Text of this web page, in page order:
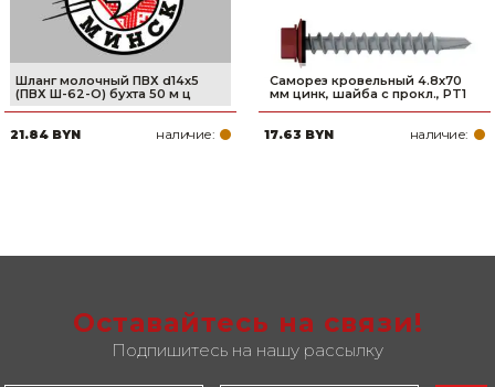
Шланг молочный ПВХ d14х5
(ПВХ Ш-62-О) бухта 50 м ц
21.84 BYN наличие:
Саморез кровельный 4.8х70
мм цинк, шайба с прокл., PT1
17.63 BYN наличие:
Оставайтесь на связи!
Подпишитесь на нашу рассылку